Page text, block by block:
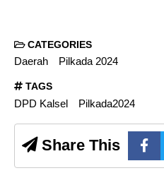
CATEGORIES
Daerah Pilkada 2024
TAGS
DPD Kalsel Pilkada2024
Share This